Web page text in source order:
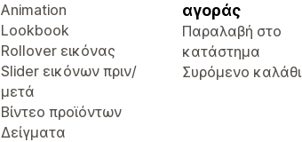
Animation
Lookbook
Rollover εικόνας
Slider εικόνων πριν/
μετά
Βίντεο προϊόντων
Δείγματα
αγοράς
Παραλαβή στο
κατάστημα
Συρόμενο καλάθι